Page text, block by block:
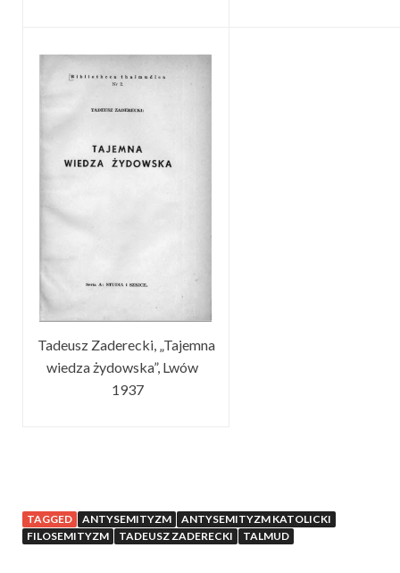
Tadeusz Zaderecki, „Tajemna
wiedza żydowska”, Lwów
1937
TAGGED ANTYSEMITYZM
ANTYSEMITYZM KATOLICKI
FILOSEMITYZM
TADEUSZ ZADERECKI TALMUD